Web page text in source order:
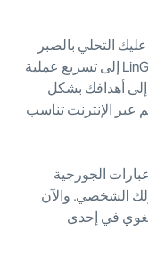
التحلي بالصبر
مع نفسك. يمكن أن يؤدي استخدام LinGo Play إلى تسريع عملية
أهدافك بشكل
عبر الإنترنت تناسب
الجورجية
الشخصي. والآن
في إحدى